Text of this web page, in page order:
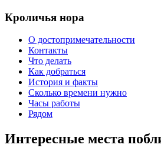
Кроличья нора
О достопримечательности
Контакты
Что делать
Как добраться
История и факты
Сколько времени нужно
Часы работы
Рядом
Интересные места